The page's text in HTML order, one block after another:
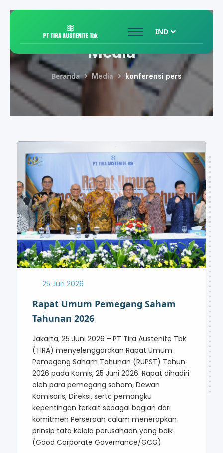
IND
Media
Beranda Media konferensi pers
25 Jun 2026
Rapat Umum Pemegang Saham
Tahunan 2026
Jakarta, 25 Juni 2026 – PT Tira Austenite Tbk
(TIRA) menyelenggarakan Rapat Umum
Pemegang Saham Tahunan (RUPST) Tahun
2026 pada Kamis, 25 Juni 2026. Rapat dihadiri
oleh para pemegang saham, Dewan
Komisaris, Direksi, serta pemangku
kepentingan terkait sebagai bagian dari
komitmen Perseroan dalam menerapkan
prinsip tata kelola perusahaan yang baik
(Good Corporate Governance/GCG).